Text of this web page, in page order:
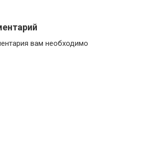
вам необходимо